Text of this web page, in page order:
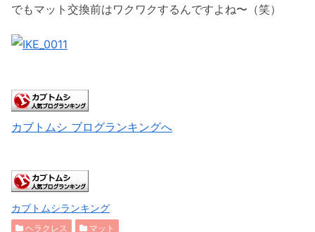
でもマット交換前はワクワクするんですよね〜（笑）
カブトムシ ブログランキングへ
カブトムシランキング
ヘラクレス マット